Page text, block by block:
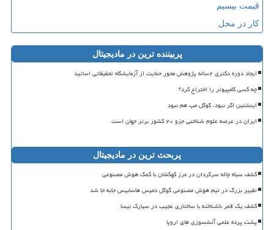
قیمت بیسیم
کار در محل
پربیننده ترین در مادیجیتال
ایجاد دوره دکتری ۲ساله پژوهش محور حمایت از آزمایشگاه تحقیقاتی اساتید
چه کسی کامپیوتر را اختراع کرد؟
اینشتین اگر نبود، گوگل مپ هم نبود
ایران در عرصه علوم شناختی جزو ۲۰ کشور برتر جهان است
پربحث ترین در مادیجیتال
کشف سیاه چاله سرگردان در مرز کهکشان با کمک هوش مصنوعی
تغییر بزرگ در تیم هوش مصنوعی گوگل دمیس هاسابیس جابه جا شد
کشف یک قمر ناشناخته با ساختاری عجیب در سیارک نیسا
پشت پرده علمی آتشسوزی های اروپا